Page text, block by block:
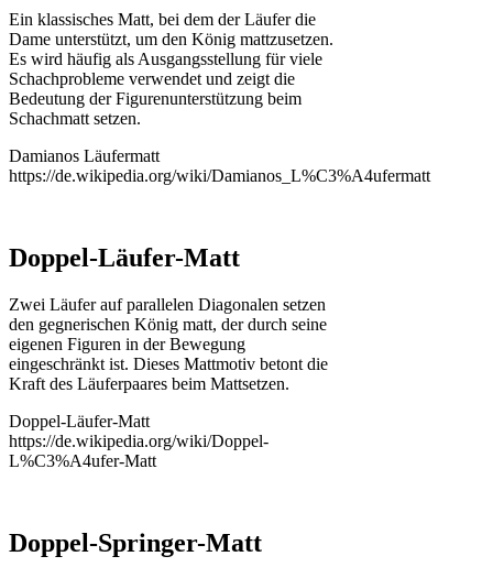
Ein klassisches Matt, bei dem der Läufer die
Dame unterstützt, um den König mattzusetzen.
Es wird häufig als Ausgangsstellung für viele
Schachprobleme verwendet und zeigt die
Bedeutung der Figurenunterstützung beim
Schachmatt setzen.
Damianos Läufermatt
https://de.wikipedia.org/wiki/Damianos_L%C3%A4ufermatt
Doppel-Läufer-Matt
Zwei Läufer auf parallelen Diagonalen setzen
den gegnerischen König matt, der durch seine
eigenen Figuren in der Bewegung
eingeschränkt ist. Dieses Mattmotiv betont die
Kraft des Läuferpaares beim Mattsetzen.
Doppel-Läufer-Matt
https://de.wikipedia.org/wiki/Doppel-
L%C3%A4ufer-Matt
Doppel-Springer-Matt